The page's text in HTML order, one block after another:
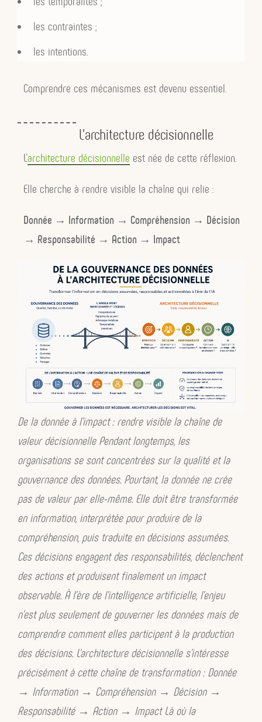
Aujourd’hui le résumé présente RESTE
comme une méthode.
Je dirais plutôt :
RESTE est une posture.
Écouter.
Soutenir.
Transformer.
Ce n’est pas une succession d’outils.
C’est une manière d’habiter son rôle de
manager.
3. Le livre relie héritage et
transformation
Taylor,
Lean,
gestion de projet,
Agile
ne s’opposent pas mais constituent un
héritage qu’il faut comprendre avant
d’aller plus loin.
C’est comprendre les systèmes avant
de vouloir les transformer.
4. Ce n’est pas seulement un livre
de management
les contraintes ;
les intentions.
Comprendre ces mécanismes est devenu essentiel.
L’architecture décisionnelle
L’architecture décisionnelle est née de cette réflexion.
Elle cherche à rendre visible la chaîne qui relie :
Donnée → Information → Compréhension → Décision
→ Responsabilité → Action → Impact
De la donnée à l’impact : rendre visible la chaîne de
valeur décisionnelle Pendant longtemps, les
organisations se sont concentrées sur la qualité et la
gouvernance des données. Pourtant, la donnée ne crée
pas de valeur par elle-même. Elle doit être transformée
en information, interprétée pour produire de la
compréhension, puis traduite en décisions assumées.
Ces décisions engagent des responsabilités, déclenchent
des actions et produisent finalement un impact
observable. À l’ère de l’intelligence artificielle, l’enjeu
n’est plus seulement de gouverner les données mais de
comprendre comment elles participent à la production
des décisions. L’architecture décisionnelle s’intéresse
précisément à cette chaîne de transformation : Donnée
→ Information → Compréhension → Décision →
Responsabilité → Action → Impact Là où la